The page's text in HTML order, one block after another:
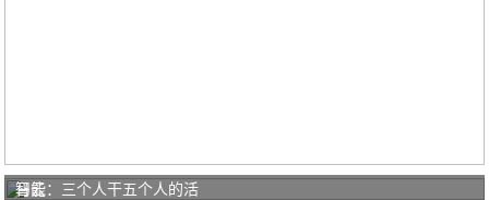
智能
马云：三个人干五个人的活